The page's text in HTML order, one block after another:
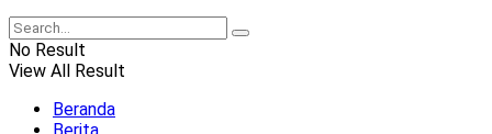
No Result
View All Result
Beranda